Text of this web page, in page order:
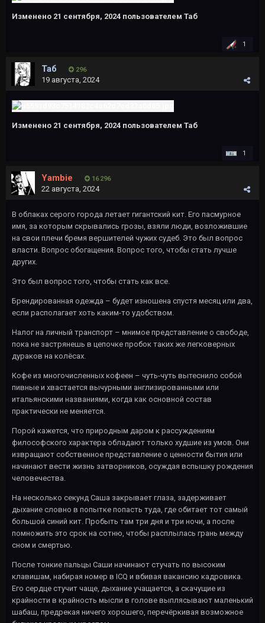
Изменено 21 сентября, 2024 пользователем Таб
1
Таб 296
19 августа, 2024
Изменено 21 сентября, 2024 пользователем Таб
1
Yambie 16 296
22 августа, 2024
В облаках серого города летает гигантский кит. Его пасмурное
имя, за которым скрывались грозы, взяли люди, возложившие
на свои плечи бремя вершителей чужих судеб. Это был вопрос
власти. Вопрос обогащения. Вопрос того, чтобы стать лучше
других.
Это был вопрос того, чтобы стать как все.
Брендированная одежда – будет изношена спустя месяц или два,
если располагает хоть каким-то удобством.
Налог на личный транспорт – мнимое представление о свободе,
пока не застрянешь в цепочке пробок таких же легковерных
дураков на колёсах.
Кофе из многочисленных кофеен – чуть-чуть вытеснило собой
пивные и хвастается вычурными англизированными или
итальянскими названиями, когда как основной состав
практически не меняется.
Порой кажется, что природным даром к рассуждениям
философского характера обладают только худшие из умов. Они
извращают собственное представление о ценности бытия или
начинают вести жизнь затворников, осуждая вспышку рождения
человечества.
На несколько секунд Саша закрывает глаза, задерживает
дыхание словно в попытке попасть туда, где обитает тот самый
большой синий кит. Пробыть там три дня и три ночи, а после
помножить это срок на сотню, чтобы расплылась грань между
сном и смертью.
После тонкие пальцы Саши начинают стучать по высоким
клавишам, набирая номер в ICQ и вбивая вакансию кадровика.
Его сердце стучит чаще, дыхание учащается, а скачущие из
крайности в крайность мысли в голове выплясывают маленький
шабаш, предрекая ничего хорошего, перечёркивая возможное